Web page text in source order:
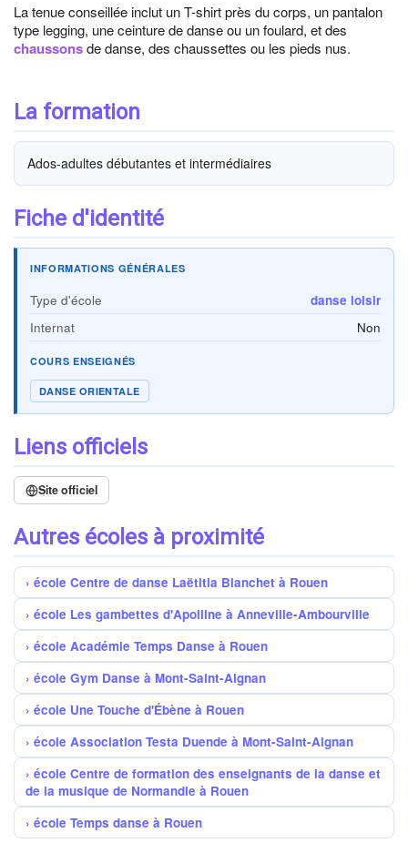
La tenue conseillée inclut un T-shirt près du corps, un pantalon
type legging, une ceinture de danse ou un foulard, et des
chaussonsde danse, des chaussettes ou les pieds nus.
La formation
Ados-adultes débutantes et intermédiaires
Fiche d'identité
INFORMATIONS GÉNÉRALES
Type d'école
danse loisir
Internat
Non
COURS ENSEIGNÉS
DANSE ORIENTALE
Liens officiels
Site officiel
Autres écoles à proximité
école ​Centre de danse Laëtitia Blanchet à Rouen
école Les gambettes d'Apolline à Anneville-Ambourville
école Académie Temps Danse à Rouen
école Gym Danse à Mont-Saint-Aignan
école Une Touche d'Ébène à Rouen
école Association Testa Duende à Mont-Saint-Aignan
école Centre de formation des enseignants de la danse et
de la musique de Normandie à Rouen
école Temps danse à Rouen